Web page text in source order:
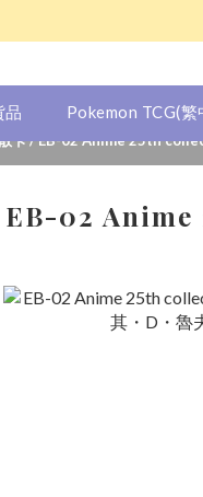
品 Pokemon TCG(繁
卡/EB-02 Anime 25th
EB-02